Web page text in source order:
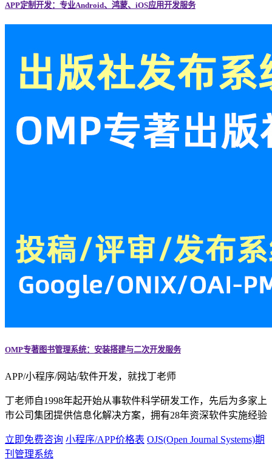
APP定制开发：专业Android、鸿蒙、iOS应用开发服务
OMP专著图书管理系统：安装搭建与二次开发服务
APP/小程序/网站/软件开发，就找丁老师
丁老师自1998年起开始从事软件科学研发工作，先后为多家上
市公司集团提供信息化解决方案，拥有28年资深软件实施经验
立即免费咨询 小程序/APP价格表 OJS(Open Journal Systems)期
刊管理系统